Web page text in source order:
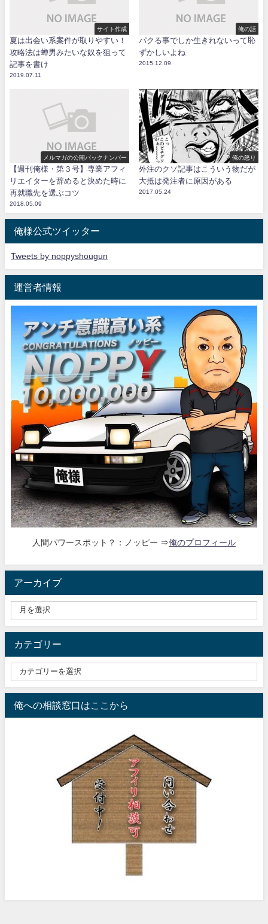
サイト作成
夏は出会い系案件が取りやすい！
攻略法は蝉男みたいな奴を狙って
記事を書け
2019.07.11
俺の話
パクる事でしか生きれないって恥
ずかしいよね
2015.12.09
メルマガの公開バックナンバー
【週刊俺様・第３号】専業アフィ
リエイターを辞めると決めた時に
再就職先を選ぶコツ
2018.05.09
俺の怒り
外注のクソ記事はこういう物だが
大抵は発注者に原因がある
2017.05.24
俺様公式ツイッター
Tweets by noppyshougun
運営者情報
人間パワースポット？：ノッピー ⇒俺のプロフィール
アーカイブ
カテゴリー
俺への相談窓口はここから